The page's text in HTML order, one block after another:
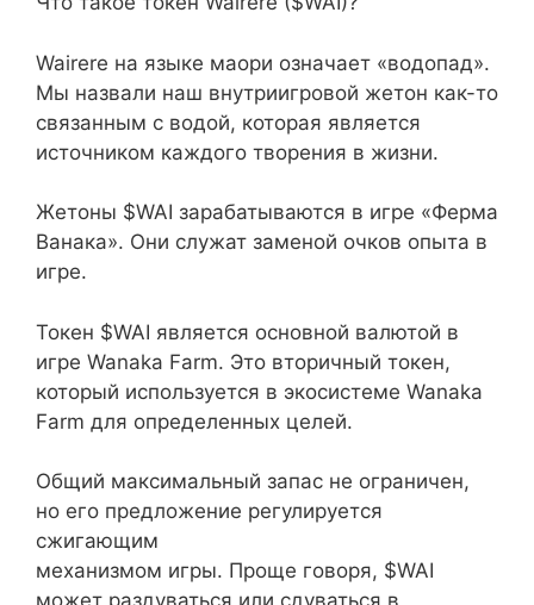
Wairere на языке маори означает «водопад».
Мы назвали наш внутриигровой жетон как-то
связанным с водой, которая является
источником каждого творения в жизни.
Жетоны $WAI зарабатываются в игре «Ферма
Ванака». Они служат заменой очков опыта в
игре.
Токен $WAI является основной валютой в
игре Wanaka Farm. Это вторичный токен,
который используется в экосистеме Wanaka
Farm для определенных целей.
Общий максимальный запас не ограничен,
но его предложение регулируется
сжигающим
механизмом игры. Проще говоря, $WAI
может раздуваться или сдуваться в